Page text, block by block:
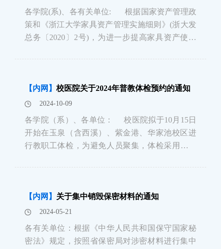
各学院(系)、各有关单位: 根据国家资产管理政
策和《浙江大学家具资产管理实施细则》(浙大发
总务〔2020〕2号)，为进一步提高家具资产使用
【内网】 校医院关于2024年普教体检预约的通知
2024-10-09
各学院（系）、各单位： 校医院拟于10月15日
开始在玉泉（含西溪）、紫金港、华家池校区进
行教职工体检，为避免人员聚集，体检采用预约
【内网】 关于集中销毁保密材料的通知
2024-05-21
各有关单位：根据《中华人民共和国保守国家秘
密法》规定，按照省保密局对涉密材料进行集中